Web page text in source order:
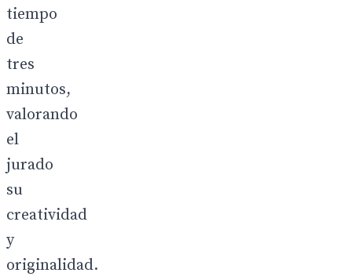
tiempo
de
tres
minutos,
valorando
el
jurado
su
creatividad
y
originalidad.